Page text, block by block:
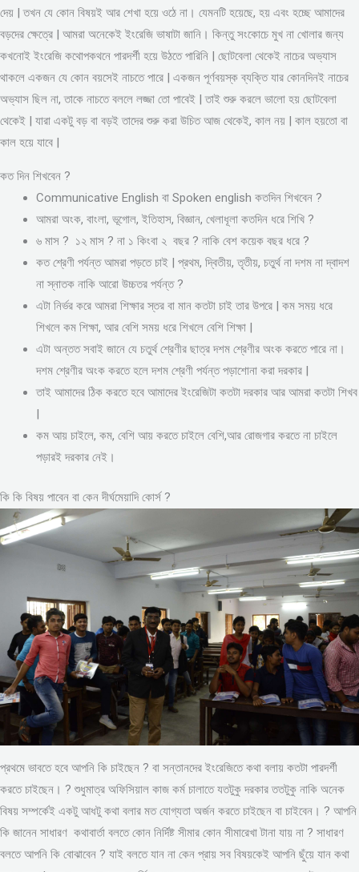
দেয় | তখন যে কোন বিষয়ই আর শেখা হয়ে ওঠে না। যেমনটি হয়েছে, হয় এবং হচ্ছে আমাদের
বড়দের ক্ষেত্রে | আমরা অনেকেই ইংরেজি ভাষাটা জানি। কিন্তু সংকোচে মুখ না খোলার জন্য
কখনোই ইংরেজি কথোপকথনে পারদর্শী হয়ে উঠতে পারিনি | ছোটবেলা থেকেই নাচের অভ্যাস
থাকলে একজন যে কোন বয়সেই নাচতে পারে | একজন পূর্ণবয়স্ক ব্যক্তি যার কোনদিনই নাচের
অভ্যাস ছিল না, তাকে নাচতে বললে লজ্জা তো পাবেই | তাই শুরু করলে ভালো হয় ছোটবেলা
থেকেই | যারা একটু বড় বা বড়ই তাদের শুরু করা উচিত আজ থেকেই, কাল নয় | কাল হয়তো বা
কাল হয়ে যাবে |
কত দিন শিখবেন ?
Communicative English বা Spoken english কতদিন শিখবেন ?
আমরা অংক, বাংলা, ভূগোল, ইতিহাস, বিজ্ঞান, খেলাধূলা কতদিন ধরে শিখি ?
৬ মাস ? ১২ মাস ? না ১ কিংবা ২ বছর ? নাকি বেশ কয়েক বছর ধরে ?
কত শ্রেণী পর্যন্ত আমরা পড়তে চাই | প্রথম, দ্বিতীয়, তৃতীয়, চতুর্থ না দশম না দ্বাদশ
না স্নাতক নাকি আরো উচ্চতর পর্যন্ত ?
এটা নির্ভর করে আমরা শিক্ষার স্তর বা মান কতটা চাই তার উপরে | কম সময় ধরে
শিখলে কম শিক্ষা, আর বেশি সময় ধরে শিখলে বেশি শিক্ষা |
এটা অন্তত সবাই জানে যে চতুর্থ শ্রেণীর ছাত্র দশম শ্রেণীর অংক করতে পারে না।
দশম শ্রেণীর অংক করতে হলে দশম শ্রেণী পর্যন্ত পড়াশোনা করা দরকার |
তাই আমাদের ঠিক করতে হবে আমাদের ইংরেজিটা কতটা দরকার আর আমরা কতটা শিখব
|
কম আয় চাইলে, কম, বেশি আয় করতে চাইলে বেশি,আর রোজগার করতে না চাইলে
পড়ারই দরকার নেই।
কি কি বিষয় পাবেন বা কেন দীর্ঘমেয়াদি কোর্স ?
প্রথমে ভাবতে হবে আপনি কি চাইছেন ? বা সন্তানদের ইংরেজিতে কথা বলায় কতটা পারদর্শী
করতে চাইছেন। ? শুধুমাত্র অফিসিয়াল কাজ কর্ম চালাতে যতটুকু দরকার ততটুকু নাকি অনেক
বিষয় সম্পর্কেই একটু আধটু কথা বলার মত যোগ্যতা অর্জন করতে চাইছেন বা চাইবেন। ? আপনি
কি জানেন সাধারণ কথাবার্তা বলতে কোন নির্দিষ্ট সীমার কোন সীমারেখা টানা যায় না ? সাধারণ
বলতে আপনি কি বোঝাবেন ? যাই বলতে যান না কেন প্রায় সব বিষয়কেই আপনি ছুঁয়ে যান কথা